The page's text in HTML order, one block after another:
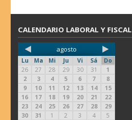
CALENDARIO LABORAL Y FISCAL
agosto
Lu Ma Mi Ju Vi Sá
Do
26
27 28 29 30 31
1
2
3 4 5 6 7
8
9
10 11 12 13 14
15
16
17 18 19 20 21
22
23
24 25 26 27 28
29
30
31 1 2 3 4 5